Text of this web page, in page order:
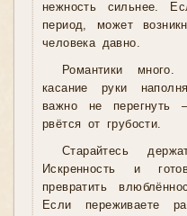
нежность сильнее.
период, может
человека давно.
Романтики
касание руки
важно не перегнуть
рвётся от грубости.
Старайтесь
Искренность и
превратить
Если переживаете